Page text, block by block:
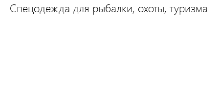
Спецодежда для рыбалки, охоты, туризма